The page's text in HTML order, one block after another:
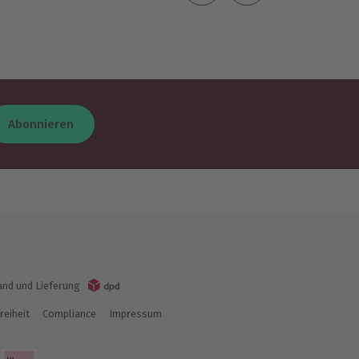
Abonnieren
und Lieferung
Compliance Impressum